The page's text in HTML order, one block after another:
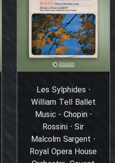
Les Sylphides ⸱
William Tell Ballet
Music - Chopin ⸱
Rossini ⸱ Sir
Malcolm Sargent ⸱
Royal Opera House